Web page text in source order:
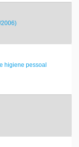
higiene pessoal